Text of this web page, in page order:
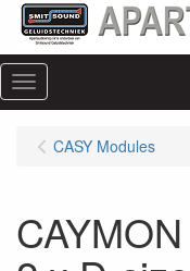
Menu
CASY Modules